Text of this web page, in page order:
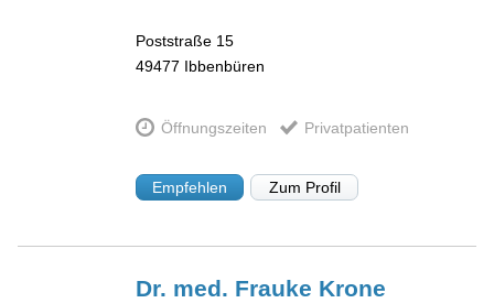
Poststraße 15
49477 Ibbenbüren
Öffnungszeiten Privatpatienten
Empfehlen Zum Profil
Dr. med. Frauke Krone